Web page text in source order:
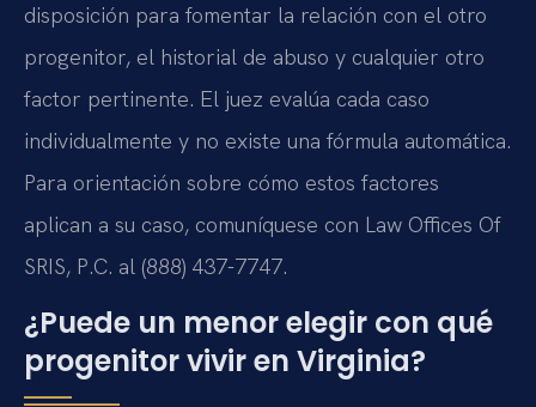
disposición para fomentar la relación con el otro
progenitor, el historial de abuso y cualquier otro
factor pertinente. El juez evalúa cada caso
individualmente y no existe una fórmula automática.
Para orientación sobre cómo estos factores
aplican a su caso, comuníquese con Law Offices Of
SRIS, P.C. al (888) 437-7747.
¿Puede un menor elegir con qué
progenitor vivir en Virginia?